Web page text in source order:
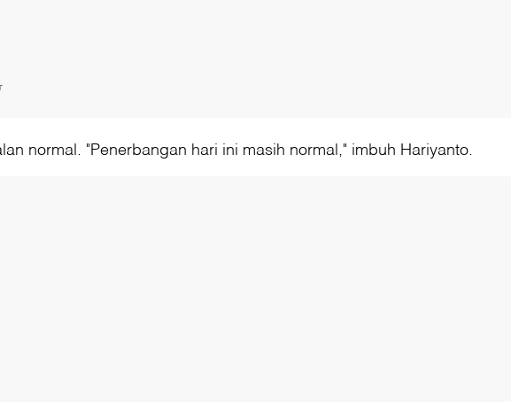
normal. "Penerbangan hari ini masih normal," imbuh Hariyanto.